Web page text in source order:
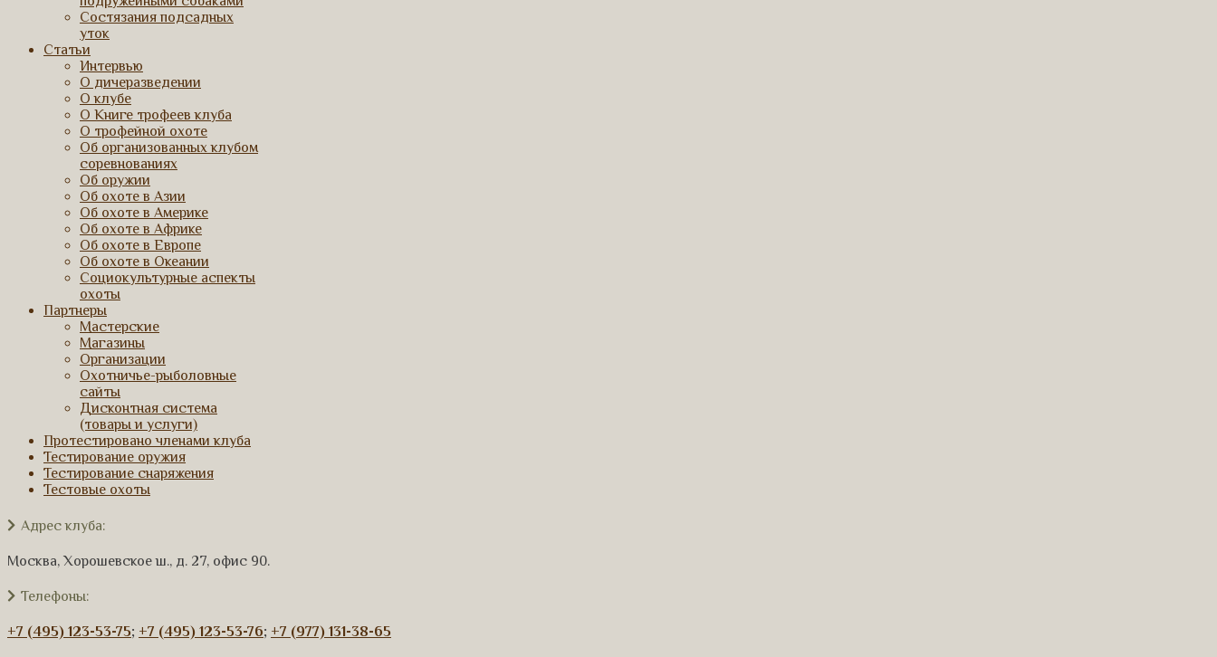
Состязания подсадных
уток
Статьи
Интервью
О дичеразведении
О клубе
О Книге трофеев клуба
О трофейной охоте
Об организованных клубом
соревнованиях
Об оружии
Об охоте в Азии
Об охоте в Америке
Об охоте в Африке
Об охоте в Европе
Об охоте в Океании
Социокультурные аспекты
охоты
Партнеры
Мастерские
Магазины
Организации
Охотничье-рыболовные
сайты
Дисконтная система
(товары и услуги)
Протестировано членами клуба
Тестирование оружия
Тестирование снаряжения
Тестовые охоты
Адрес клуба:
Москва, Хорошевское ш., д. 27, офис 90.
Телефоны:
+7 (495) 123-53-75; +7 (495) 123-53-76; +7 (977) 131-38-65